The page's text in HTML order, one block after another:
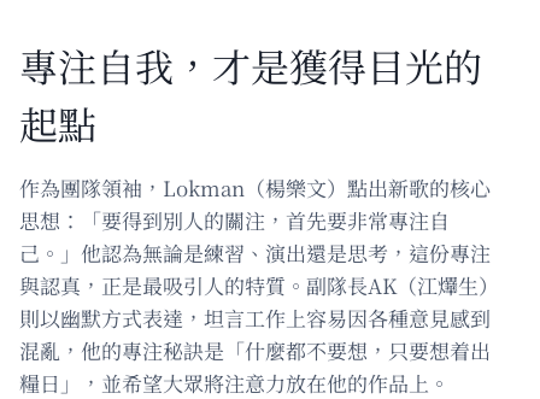
專注自我，才是獲得目光的
起點
作為團隊領袖，Lokman（楊樂文）點出新歌的核心
思想：「要得到別人的關注，首先要非常專注自
己。」他認為無論是練習、演出還是思考，這份專注
與認真，正是最吸引人的特質。副隊長AK（江𤒹生）
則以幽默方式表達，坦言工作上容易因各種意見感到
混亂，他的專注秘訣是「什麼都不要想，只要想着出
糧日」，並希望大眾將注意力放在他的作品上。